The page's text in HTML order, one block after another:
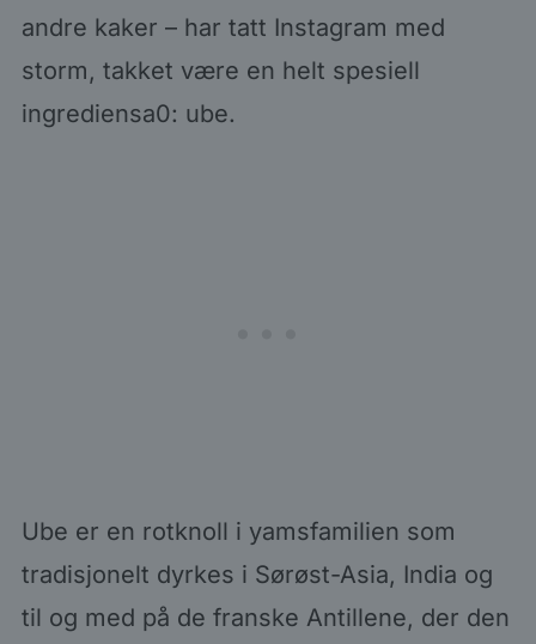
andre kaker – har tatt Instagram med
storm, takket være en helt spesiell
ingrediensa0: ube.
Ube er en rotknoll i yamsfamilien som
tradisjonelt dyrkes i Sørøst-Asia, India og
til og med på de franske Antillene, der den